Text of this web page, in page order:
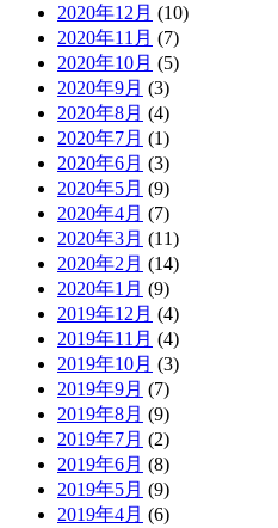
2020年12月 (10)
2020年11月 (7)
2020年10月 (5)
2020年9月 (3)
2020年8月 (4)
2020年7月 (1)
2020年6月 (3)
2020年5月 (9)
2020年4月 (7)
2020年3月 (11)
2020年2月 (14)
2020年1月 (9)
2019年12月 (4)
2019年11月 (4)
2019年10月 (3)
2019年9月 (7)
2019年8月 (9)
2019年7月 (2)
2019年6月 (8)
2019年5月 (9)
2019年4月 (6)